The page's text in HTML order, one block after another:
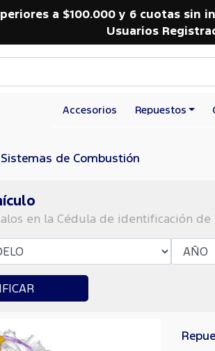
a $100.000 y 6 cuotas sin
Usuarios
Accesorios Repuestos
Sistemas de Combustión
en la Cédula de identificación de